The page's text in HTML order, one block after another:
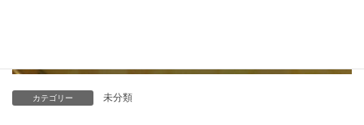
カテゴリー 未分類